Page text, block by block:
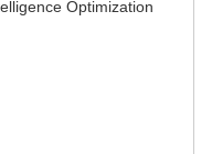
Optimization